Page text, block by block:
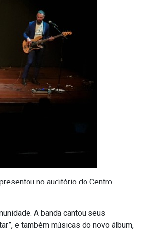
no auditório do Centro
A banda cantou seus
e também músicas do novo álbum,